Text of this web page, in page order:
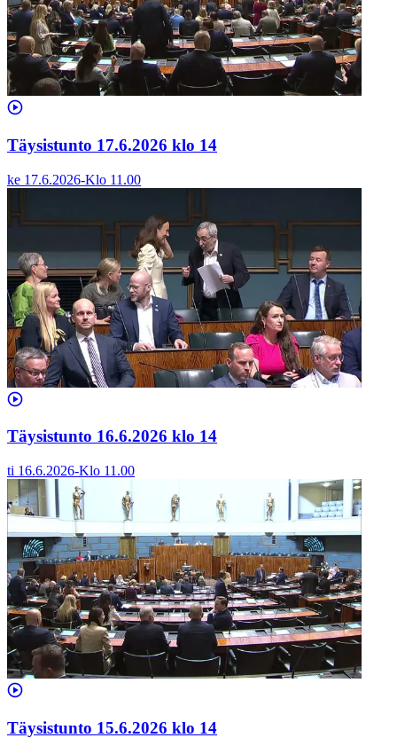
Täysistunto 17.6.2026 klo 14
ke 17.6.2026-Klo 11.00
Täysistunto 16.6.2026 klo 14
ti 16.6.2026-Klo 11.00
Täysistunto 15.6.2026 klo 14